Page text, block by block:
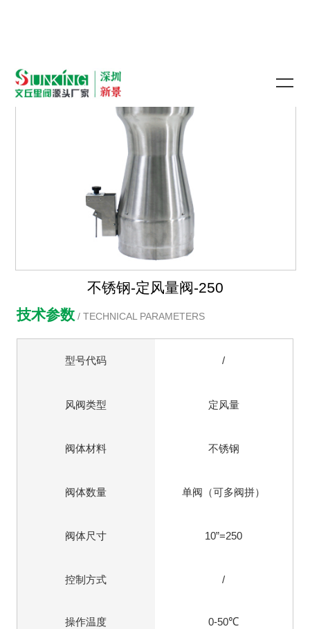
不锈钢-定风量阀-250
技术参数 / TECHNICAL PARAMETERS
型号代码 /
风阀类型 定风量
阀体材料 不锈钢
阀体数量 单阀（可多阀拼）
阀体尺寸 10”=250
控制方式 /
操作温度 0-50℃